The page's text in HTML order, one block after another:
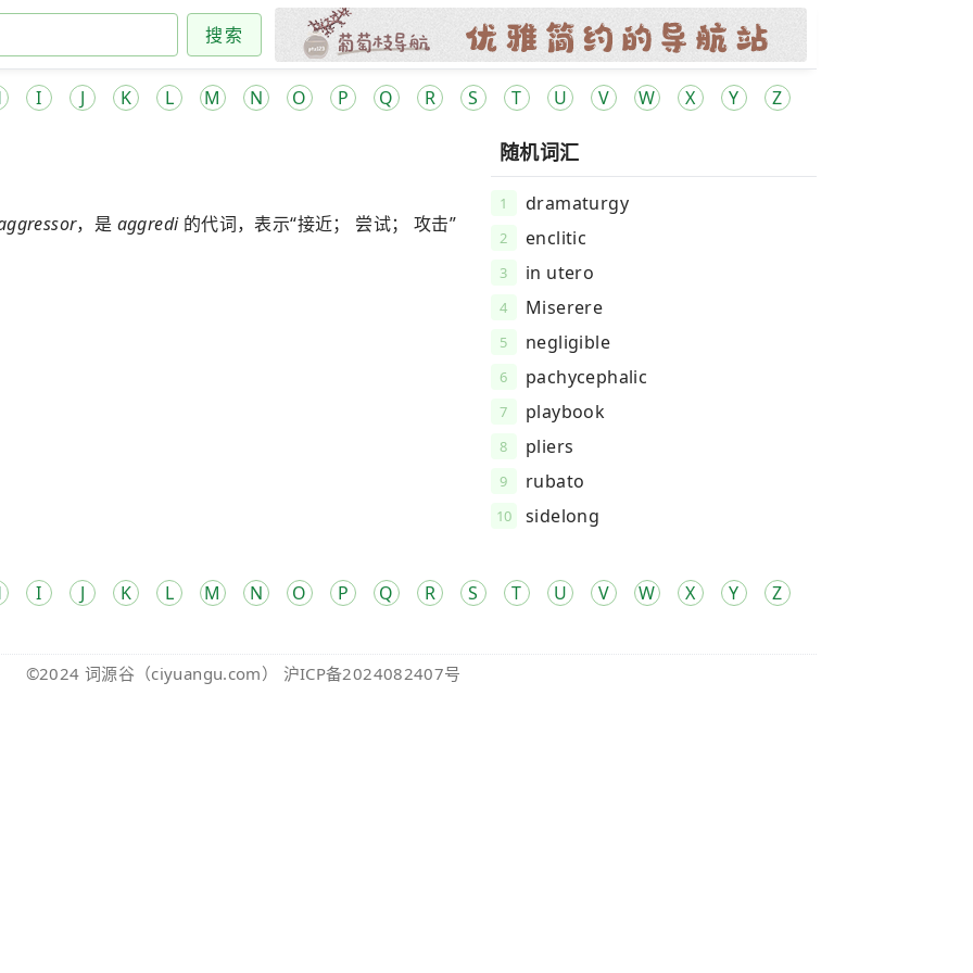
搜索
I J K L M N O P Q R S T U V W X Y Z
，是 aggredi的代词，表示“接近； 尝试； 攻击”
随机词汇
1 dramaturgy
2 enclitic
3 in utero
4 Miserere
5 negligible
6 pachycephalic
7 playbook
8 pliers
9 rubato
10 sidelong
I J K L M N O P Q R S T U V W X Y Z
©2024 词源谷 （ciyuangu.com） 沪ICP备2024082407号